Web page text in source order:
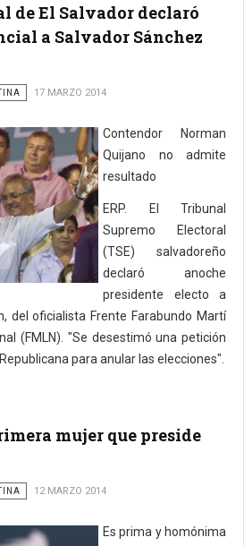
de El Salvador declaró
a Salvador Sánchez
17 MARZO 2014
Contendor Norman
Quijano no admite
resultado
ERP. El Tribunal
Supremo Electoral
(TSE) salvadoreño
declaró anoche
presidente electo a
del oficialista Frente Farabundo Martí
(FMLN). "Se desestimó una petición
para anular las elecciones".
mujer que preside
12 MARZO 2014
Es prima y homónima